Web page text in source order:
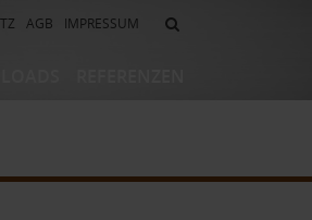
AGB IMPRESSUM